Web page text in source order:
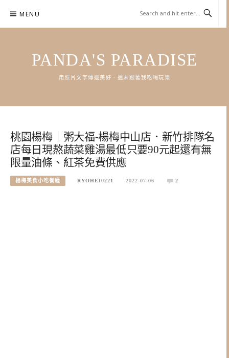
content
MENU
PANDA'S PARADISE
用照片文字傳遞美好．週末跟著我吃喝玩樂
桃園楊梅｜粥大福-楊梅中山店．新竹排隊名
店每日現熬蔬菜雞湯最低只要90元起還有無
限量油條、紅茶免費供應
楊梅美食小吃餐廳 RYOHEI0221 2022-07-06 2